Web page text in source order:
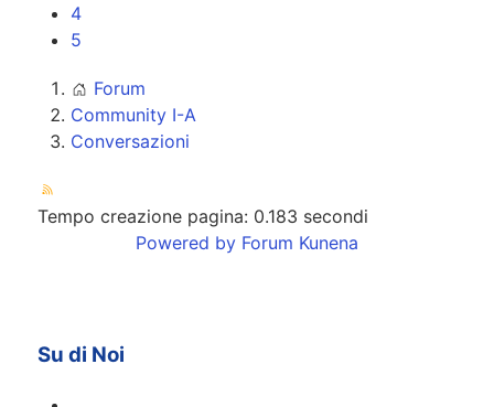
4
5
Forum
Community I-A
Conversazioni
Tempo creazione pagina: 0.183 secondi
Powered by Forum Kunena
Su di Noi